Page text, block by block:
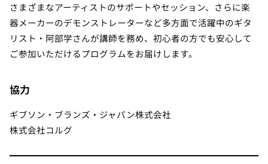
さまざまなアーティストのサポートやセッション、さらに楽
器メーカーのデモンストレーターなど多方面で活躍中のギタ
リスト・阿部学さんが講師を務め、初心者の方でも安心して
ご参加いただけるプログラムをお届けします。
協力
ギブソン・ブランズ・ジャパン株式会社
株式会社コルグ